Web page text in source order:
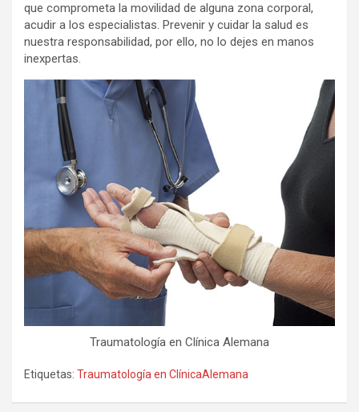
que comprometa la movilidad de alguna zona corporal,
acudir a los especialistas. Prevenir y cuidar la salud es
nuestra responsabilidad, por ello, no lo dejes en manos
inexpertas.
Traumatología en Clínica Alemana
Etiquetas: Traumatología en ClínicaAlemana